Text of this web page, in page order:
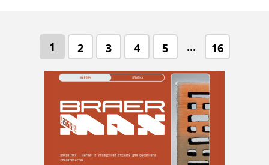
1 2 3 4 5 ... 16